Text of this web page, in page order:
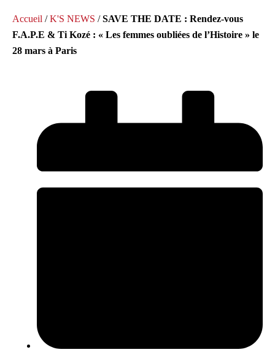
Accueil /K'S NEWS /SAVE THE DATE : Rendez-vous
F.A.P.E & Ti Kozé : « Les femmes oubliées de l’Histoire » le
28 mars à Paris